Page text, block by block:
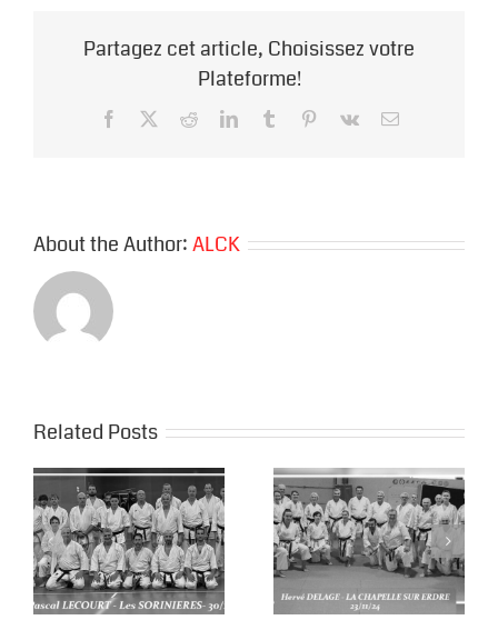
Partagez cet article, Choisissez votre
Plateforme!
Facebook RedditLinkedInTumblr Pinterest
Vk Email
About the Author:ALCK
Related Posts
Hervé DELAGE à
la Chapelaine
Karaté …..
Hervé DELAGE
au CAK, La
Chapelaine
Karaté s’invite
….